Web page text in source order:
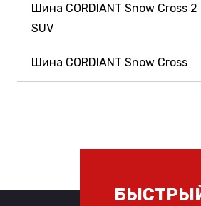
Шина CORDIANT Snow Cross 2
SUV
Шина CORDIANT Snow Cross